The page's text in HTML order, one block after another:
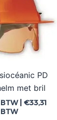
PD
met bril
| €33,31